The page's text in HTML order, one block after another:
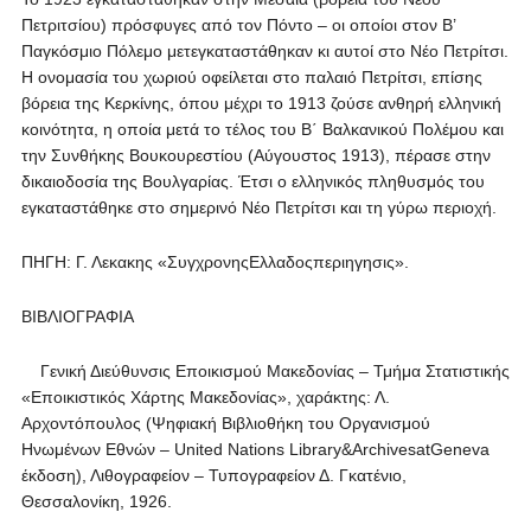
Πετριτσίου) πρόσφυγες από τον Πόντο – οι οποίοι στον Β’
Παγκόσμιο Πόλεμο μετεγκαταστάθηκαν κι αυτοί στο Νέο Πετρίτσι.
Η ονομασία του χωριού οφείλεται στο παλαιό Πετρίτσι, επίσης
βόρεια της Κερκίνης, όπου μέχρι το 1913 ζούσε ανθηρή ελληνική
κοινότητα, η οποία μετά το τέλος του Β΄ Βαλκανικού Πολέμου και
την Συνθήκης Βουκουρεστίου (Αύγουστος 1913), πέρασε στην
δικαιοδοσία της Βουλγαρίας. Έτσι ο ελληνικός πληθυσμός του
εγκαταστάθηκε στο σημερινό Νέο Πετρίτσι και τη γύρω περιοχή.
ΠΗΓΗ: Γ. Λεκακης «ΣυγχρονηςΕλλαδοςπεριηγησις».
ΒΙΒΛΙΟΓΡΑΦΙΑ
Γενική Διεύθυνσις Εποικισμού Μακεδονίας – Τμήμα Στατιστικής
«Εποικιστικός Χάρτης Μακεδονίας», χαράκτης: Λ.
Αρχοντόπουλος (Ψηφιακή Βιβλιοθήκη του Οργανισμού
Ηνωμένων Εθνών – United Nations Library&ArchivesatGeneva
έκδοση), Λιθογραφείον – Τυπογραφείον Δ. Γκατένιο,
Θεσσαλονίκη, 1926.